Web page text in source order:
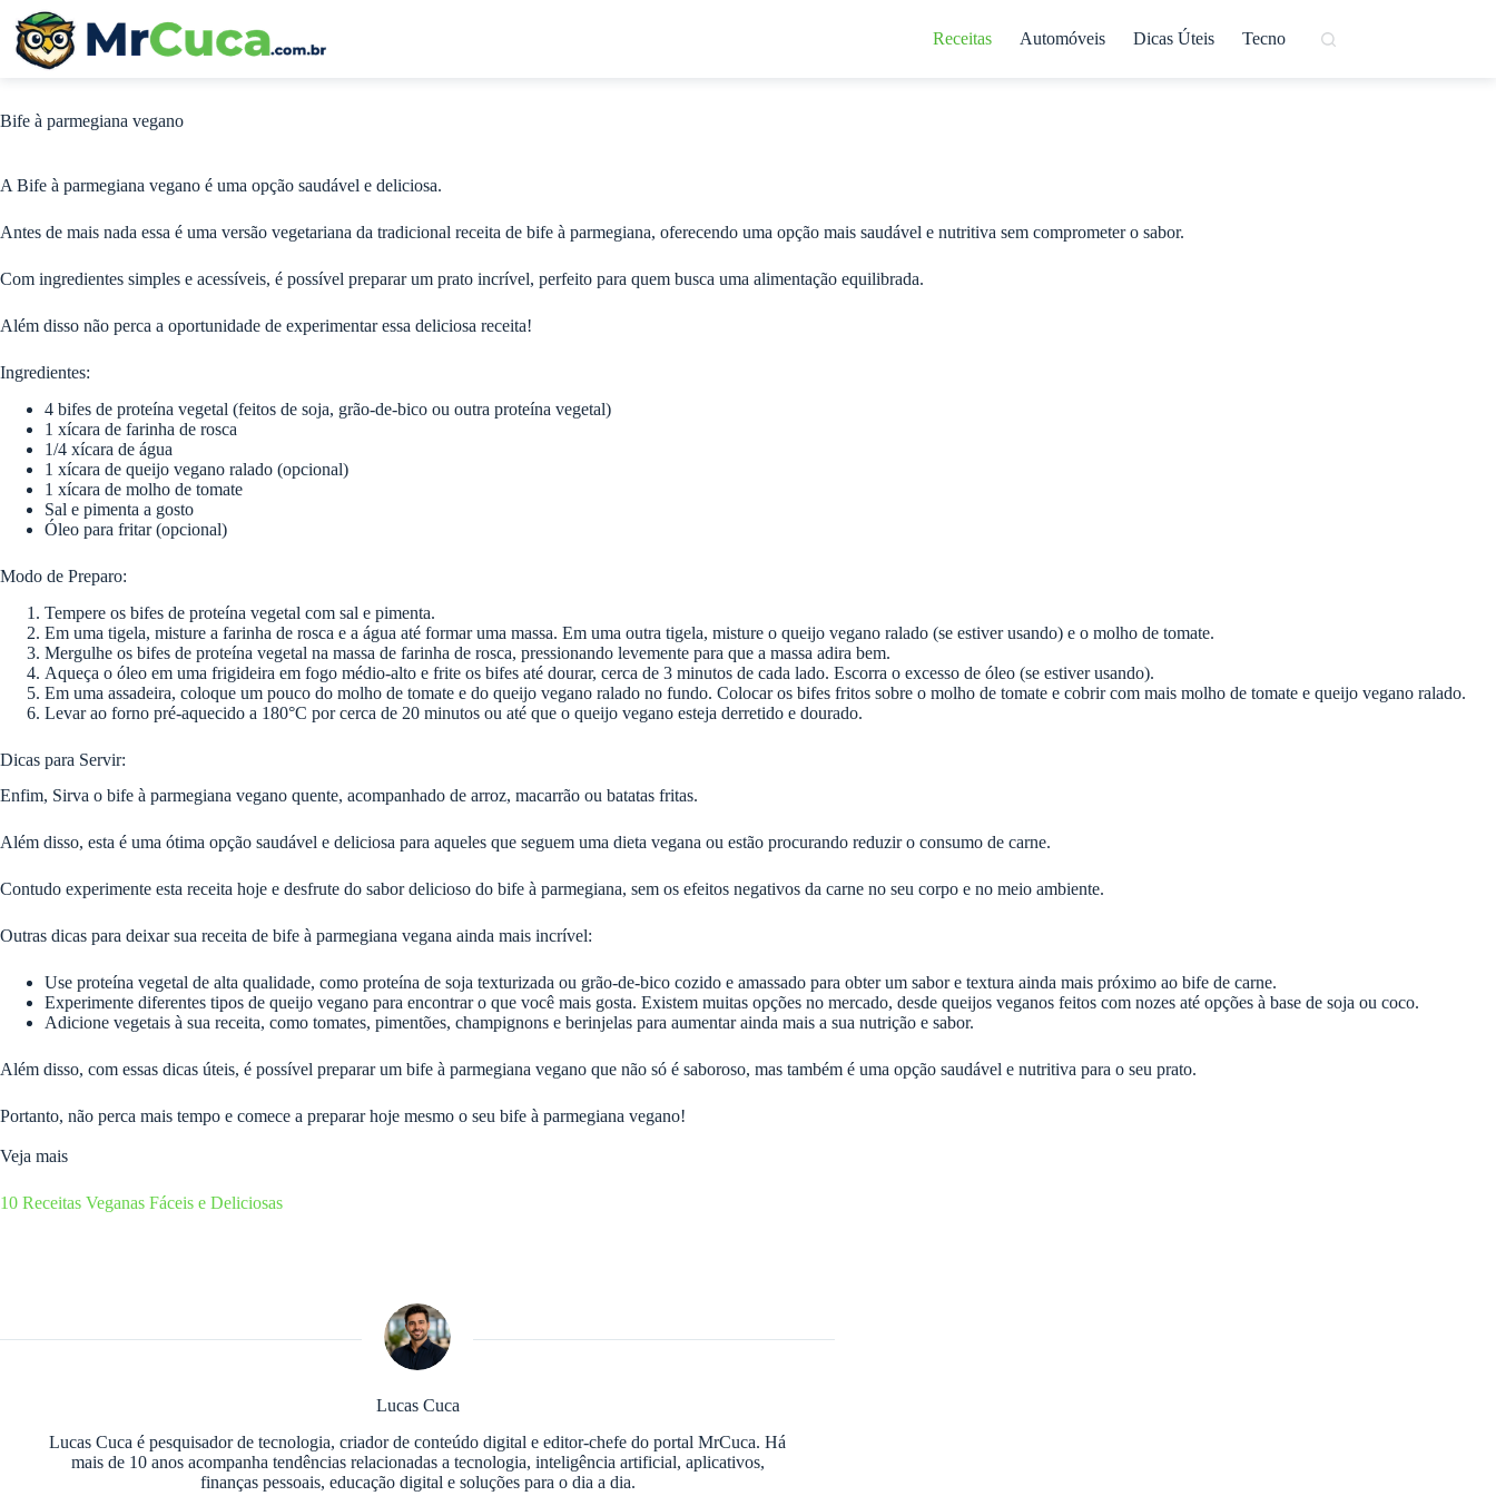
para
conteúdo
Receitas Automóveis Dicas Úteis Tecno
Bife à parmegiana vegano
A Bife à parmegiana vegano é uma opção saudável e deliciosa.
Antes de mais nada essa é uma versão vegetariana da tradicional receita de bife à parmegiana, oferecendo uma opção mais saudável e nutritiva sem comprometer o sabor.
Com ingredientes simples e acessíveis, é possível preparar um prato incrível, perfeito para quem busca uma alimentação equilibrada.
Além disso não perca a oportunidade de experimentar essa deliciosa receita!
Ingredientes:
4 bifes de proteína vegetal (feitos de soja, grão-de-bico ou outra proteína vegetal)
1 xícara de farinha de rosca
1/4 xícara de água
1 xícara de queijo vegano ralado (opcional)
1 xícara de molho de tomate
Sal e pimenta a gosto
Óleo para fritar (opcional)
Modo de Preparo:
Tempere os bifes de proteína vegetal com sal e pimenta.
Em uma tigela, misture a farinha de rosca e a água até formar uma massa. Em uma outra tigela, misture o queijo vegano ralado (se estiver usando) e o molho de tomate.
Mergulhe os bifes de proteína vegetal na massa de farinha de rosca, pressionando levemente para que a massa adira bem.
Aqueça o óleo em uma frigideira em fogo médio-alto e frite os bifes até dourar, cerca de 3 minutos de cada lado. Escorra o excesso de óleo (se estiver usando).
Em uma assadeira, coloque um pouco do molho de tomate e do queijo vegano ralado no fundo. Colocar os bifes fritos sobre o molho de tomate e cobrir com mais molho de tomate e queijo vegano ralado.
Levar ao forno pré-aquecido a 180°C por cerca de 20 minutos ou até que o queijo vegano esteja derretido e dourado.
Dicas para Servir:
Enfim, Sirva o bife à parmegiana vegano quente, acompanhado de arroz, macarrão ou batatas fritas.
Além disso, esta é uma ótima opção saudável e deliciosa para aqueles que seguem uma dieta vegana ou estão procurando reduzir o consumo de carne.
Contudo experimente esta receita hoje e desfrute do sabor delicioso do bife à parmegiana, sem os efeitos negativos da carne no seu corpo e no meio ambiente.
Outras dicas para deixar sua receita de bife à parmegiana vegana ainda mais incrível:
Use proteína vegetal de alta qualidade, como proteína de soja texturizada ou grão-de-bico cozido e amassado para obter um sabor e textura ainda mais próximo ao bife de carne.
Experimente diferentes tipos de queijo vegano para encontrar o que você mais gosta. Existem muitas opções no mercado, desde queijos veganos feitos com nozes até opções à base de soja ou coco.
Adicione vegetais à sua receita, como tomates, pimentões, champignons e berinjelas para aumentar ainda mais a sua nutrição e sabor.
Além disso, com essas dicas úteis, é possível preparar um bife à parmegiana vegano que não só é saboroso, mas também é uma opção saudável e nutritiva para o seu prato.
Portanto, não perca mais tempo e comece a preparar hoje mesmo o seu bife à parmegiana vegano!
Veja mais
10 Receitas Veganas Fáceis e Deliciosas
Lucas Cuca
Lucas Cuca é pesquisador de tecnologia, criador de conteúdo digital e editor-chefe do portal MrCuca. Há
mais de 10 anos acompanha tendências relacionadas a tecnologia, inteligência artificial, aplicativos,
finanças pessoais, educação digital e soluções para o dia a dia.